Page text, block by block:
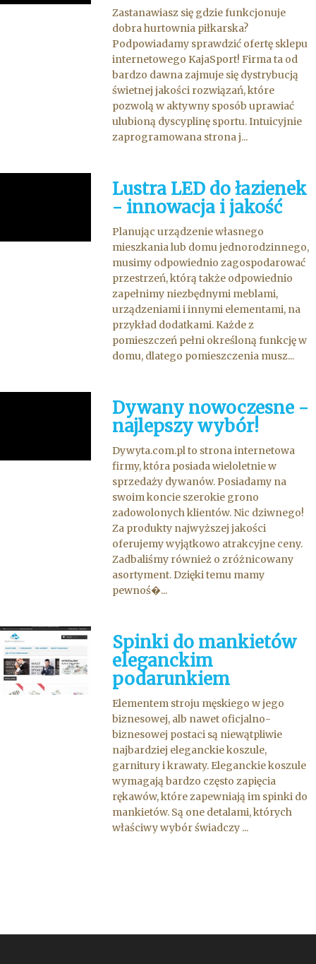
Zastanawiasz się gdzie funkcjonuje
dobra hurtownia piłkarska?
Podpowiadamy sprawdzić ofertę sklepu
internetowego KajaSport! Firma ta od
bardzo dawna zajmuje się dystrybucją
świetnej jakości rozwiązań, które
pozwolą w aktywny sposób uprawiać
ulubioną dyscyplinę sportu. Intuicyjnie
zaprogramowana strona j...
Lustra LED do łazienek
- innowacja i jakość
Planując urządzenie własnego
mieszkania lub domu jednorodzinnego,
musimy odpowiednio zagospodarować
przestrzeń, którą także odpowiednio
zapełnimy niezbędnymi meblami,
urządzeniami i innymi elementami, na
przykład dodatkami. Każde z
pomieszczeń pełni określoną funkcję w
domu, dlatego pomieszczenia musz...
Dywany nowoczesne -
najlepszy wybór!
Dywyta.com.pl to strona internetowa
firmy, która posiada wieloletnie w
sprzedaży dywanów. Posiadamy na
swoim koncie szerokie grono
zadowolonych klientów. Nic dziwnego!
Za produkty najwyższej jakości
oferujemy wyjątkowo atrakcyjne ceny.
Zadbaliśmy również o zróżnicowany
asortyment. Dzięki temu mamy
pewnoś�...
Spinki do mankietów
eleganckim
podarunkiem
Elementem stroju męskiego w jego
biznesowej, alb nawet oficjalno-
biznesowej postaci są niewątpliwie
najbardziej eleganckie koszule,
garnitury i krawaty. Eleganckie koszule
wymagają bardzo często zapięcia
rękawów, które zapewniają im spinki do
mankietów. Są one detalami, których
właściwy wybór świadczy ...